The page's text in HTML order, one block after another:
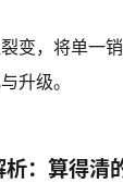
变，将单一
升级。
：算得清